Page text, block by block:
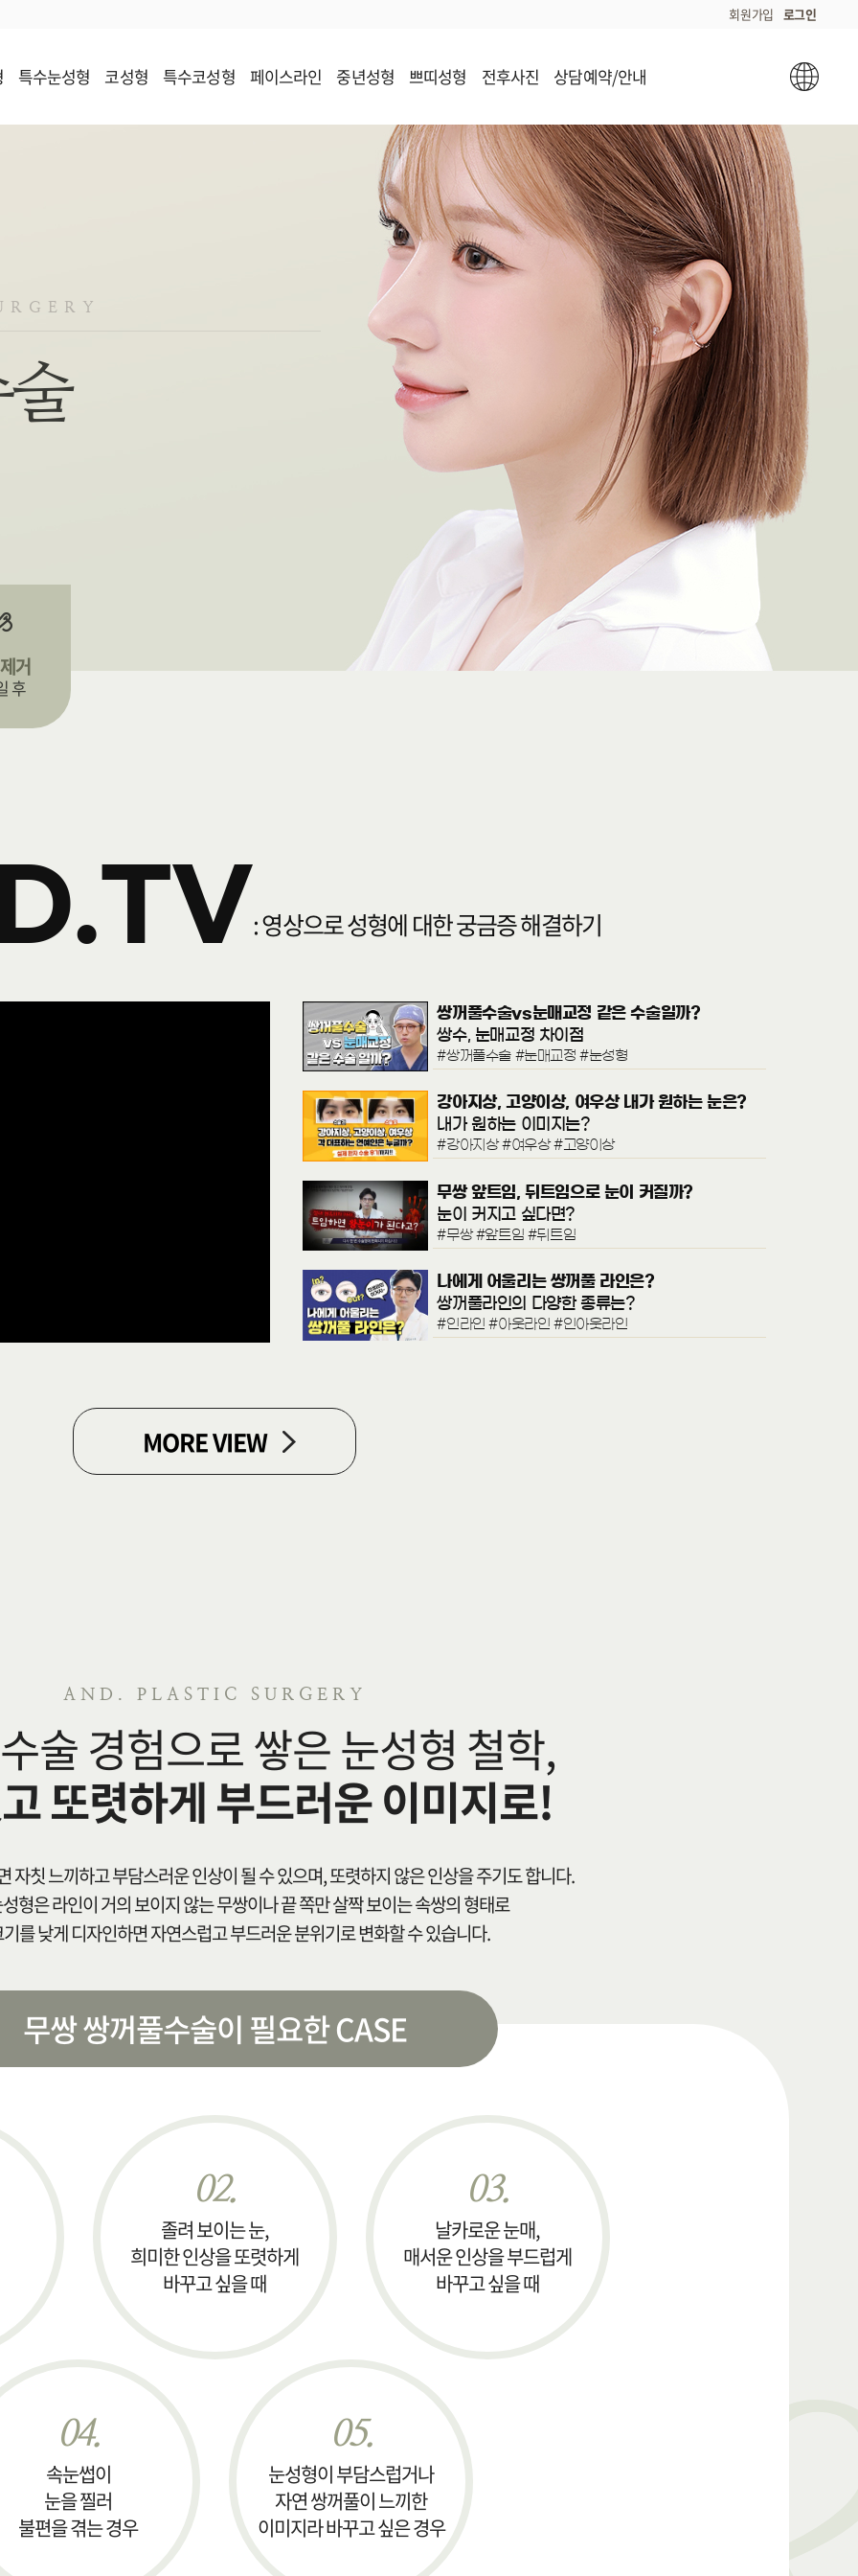
회원가입 로그인
특수눈성형 코성형 특수코성형 페이스라인 중년성형 쁘띠성형 전후사진 상담예약/안내
거
후
: 영상으로 성형에 대한 궁금증 해결하기
쌍꺼풀수술vs눈매교정 같은 수술일까?
쌍수, 눈매교정 차이점
#쌍꺼풀수술 #눈매교정 #눈성형
강아지상, 고양이상, 여우상 내가 원하는 눈은?
내가 원하는 이미지는?
#강아지상 #여우상 #고양이상
무쌍 앞트임, 뒤트임으로 눈이 커질까?
눈이 커지고 싶다면?
#무쌍 #앞트임 #뒤트임
나에게 어울리는 쌍꺼풀 라인은?
쌍꺼풀라인의 다양한 종류는?
#인라인 #아웃라인 #인아웃라인
MORE VIEW
AND. PLASTIC SURGERY
술 경험으로 쌓은 눈성형 철학,
또렷하게 부드러운 이미지로!
자칫 느끼하고 부담스러운 인상이 될 수 있으며, 또렷하지 않은 인상을 주기도 합니다.
형은 라인이 거의 보이지 않는 무쌍이나 끝 쪽만 살짝 보이는 속쌍의 형태로
를 낮게 디자인하면 자연스럽고 부드러운 분위기로 변화할 수 있습니다.
무쌍 쌍꺼풀수술이 필요한 CASE
02.
졸려 보이는 눈,
희미한 인상을 또렷하게
바꾸고 싶을 때
03.
날카로운 눈매,
매서운 인상을 부드럽게
바꾸고 싶을 때
04.
속눈썹이
눈을 찔러
불편을 겪는 경우
05.
눈성형이 부담스럽거나
자연 쌍꺼풀이 느끼한
이미지라 바꾸고 싶은 경우